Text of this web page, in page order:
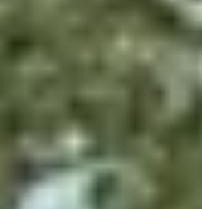
Entreprise
Contact
Newsroom
Postes vacants
L’univers California
Magazine et guide
Guide d’achat
Itinéraires et
La collection
California App